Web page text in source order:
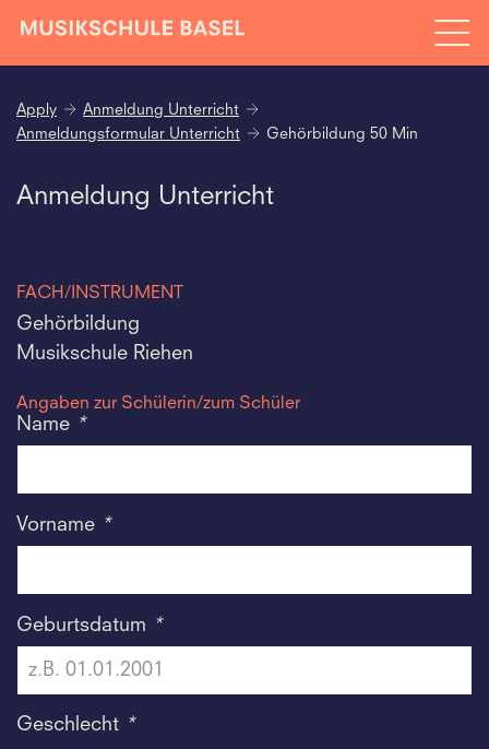
Apply
Anmeldung Unterricht
Anmeldungsformular Unterricht
Gehörbildung 50 Min
Anmeldung Unterricht
FACH/INSTRUMENT
Gehörbildung
Musikschule Riehen
Angaben zur Schülerin/zum Schüler
Name *
Vorname *
Geburtsdatum *
Geschlecht *